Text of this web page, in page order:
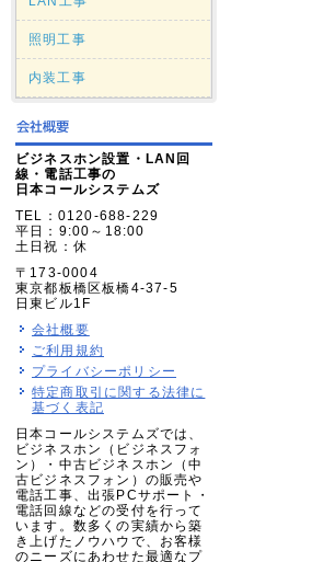
照明工事
内装工事
ビジネスホン設置・LAN回
線・電話工事の
日本コールシステムズ
TEL：0120-688-229
平日：9:00～18:00
土日祝：休
〒173-0004
東京都板橋区板橋4-37-5
日東ビル1F
会社概要
ご利用規約
プライバシーポリシー
特定商取引に関する法律に
基づく表記
日本コールシステムズでは、
ビジネスホン（ビジネスフォ
ン）・中古ビジネスホン（中
古ビジネスフォン）の販売や
電話工事、出張PCサポート・
電話回線などの受付を行って
います。数多くの実績から築
き上げたノウハウで、お客様
のニーズにあわせた最適なプ